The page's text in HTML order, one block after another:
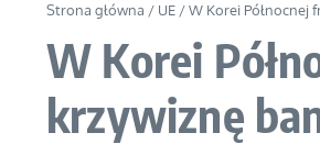
Strona główna / UE /W Korei Północnej
W Korei
krzywiznę